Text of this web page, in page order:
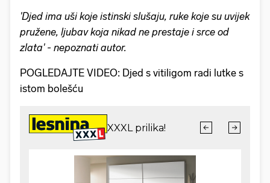
'Djed ima uši koje istinski slušaju, ruke koje su uvijek
pružene, ljubav koja nikad ne prestaje i srce od
zlata' - nepoznati autor.
POGLEDAJTE VIDEO: Djed s vitiligom radi lutke s
istom bolešću